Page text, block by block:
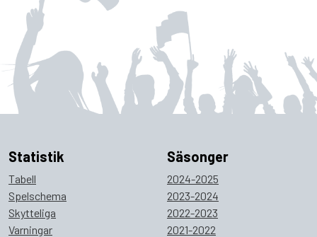
Statistik
Tabell
Spelschema
Skytteliga
Varningar
Säsonger
2024-2025
2023-2024
2022-2023
2021-2022